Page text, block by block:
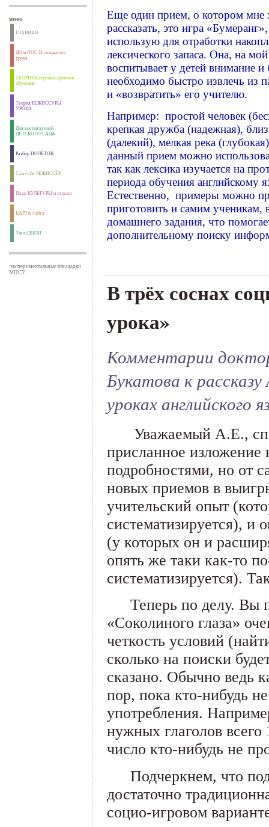
меню
ГЛАВНАЯ
ДО и ПОСЛЕ открытого
урока
СБОРНИК игровых приемов
обучения
Теория РЕЖИССУРЫ
УРОКА
Для воспитателей
ДЕТСКОГО САДА
Разбор ПОЛЁТОВ
Сам себе РЕЖИССЁР
Парк КУЛЬТУРЫ и отдыха
КАРТА сайта
Узел СВЯЗИ
экспериментальные площадки
МПСУ
Еще один прием, о котором мне
рассказать, это игра
использую для отработки
лексического запаса. Она, на
воспитывает у детей внимание
необходимо быстро извлечь из
и «возвратить» его учителю.
Например: простой человек
крепкая дружба (надежная),
(далекий), мелкая река
данный прием можно
так как лексика изучается на
периода обучения английскому
Естественно, примеры можно
приготовить и самим ученикам,
домашнего задания, что
дополнительному поиску
В трёх соснах
урока»
Комментарии
Букатова к
уроках английского
Уважаемый А.Е.,
присланное изложение
подробностями, но от
новых приемов в
учительский опыт
систематизируется), и
(у которых он и
опять же таки как-то
систематизируется).
Теперь по делу. Вы
«Соколиного глаза»
четкость условий
сколько на поиски
сказано. Обычно ведь
пор, пока кто-нибудь
употребления.
нужных глаголов
число кто-нибудь не
Подчеркнем, что
достаточно
социо-игровом